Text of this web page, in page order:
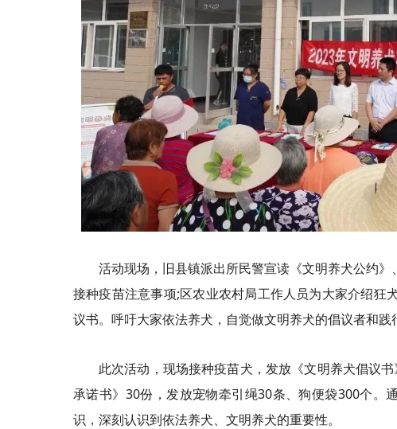
活动现场，旧县镇派出所民警宣读《文明养犬公约
接种疫苗注意事项;区农业农村局工作人员为大家介绍狂
议书。呼吁大家依法养犬，自觉做文明养犬的倡议者和践
此次活动，现场接种疫苗犬，发放《文明养犬倡议
承诺书》30份，发放宠物牵引绳30条、狗便袋300个。
识，深刻认识到依法养犬、文明养犬的重要性。